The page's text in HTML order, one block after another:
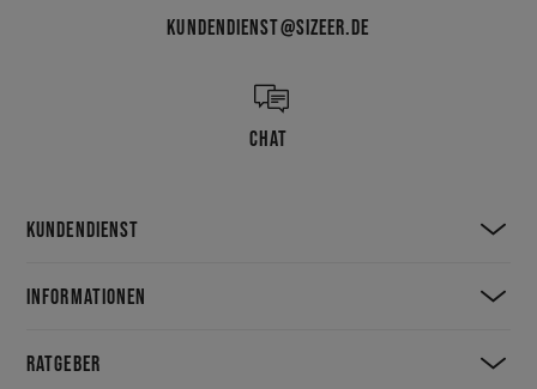
KUNDENDIENST@SIZEER.DE
CHAT
KUNDENDIENST
INFORMATIONEN
RATGEBER